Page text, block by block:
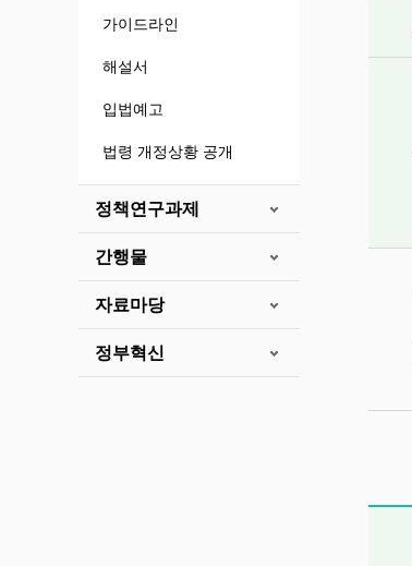
가이드라인
해설서
입법예고
법령 개정상황 공개
정책연구과제
간행물
자료마당
정부혁신